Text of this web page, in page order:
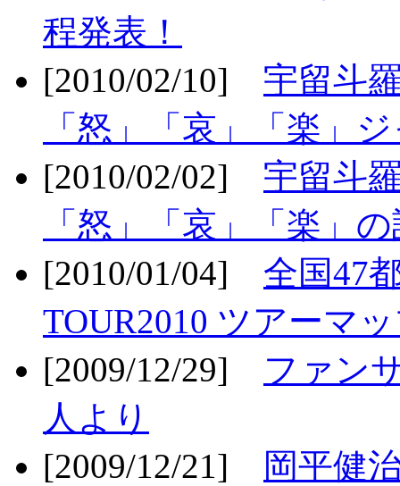
程発表！
[2010/02/10] 宇留斗
「怒」「哀」「楽」
[2010/02/02] 宇留斗
「怒」「哀」「楽」
[2010/01/04] 全国47
TOUR2010 ツアーマ
[2009/12/29] ファン
人より
[2009/12/21]
岡平健